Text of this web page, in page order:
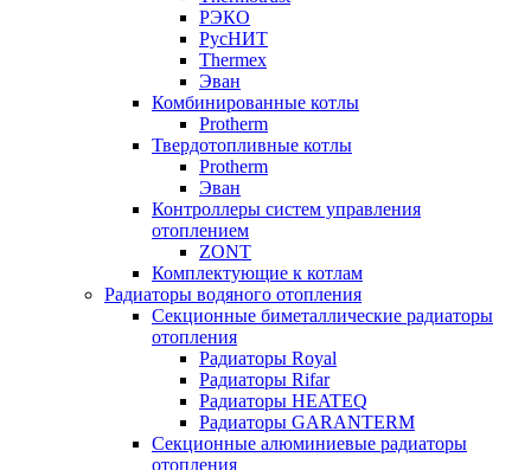
РЭКО
РусНИТ
Thermex
Эван
Комбинированные котлы
Protherm
Твердотопливные котлы
Protherm
Эван
Контроллеры систем управления
отоплением
ZONT
Комплектующие к котлам
Радиаторы водяного отопления
Секционные биметаллические радиаторы
отопления
Радиаторы Royal
Радиаторы Rifar
Радиаторы HEATEQ
Радиаторы GARANTERM
Секционные алюминиевые радиаторы
отопления